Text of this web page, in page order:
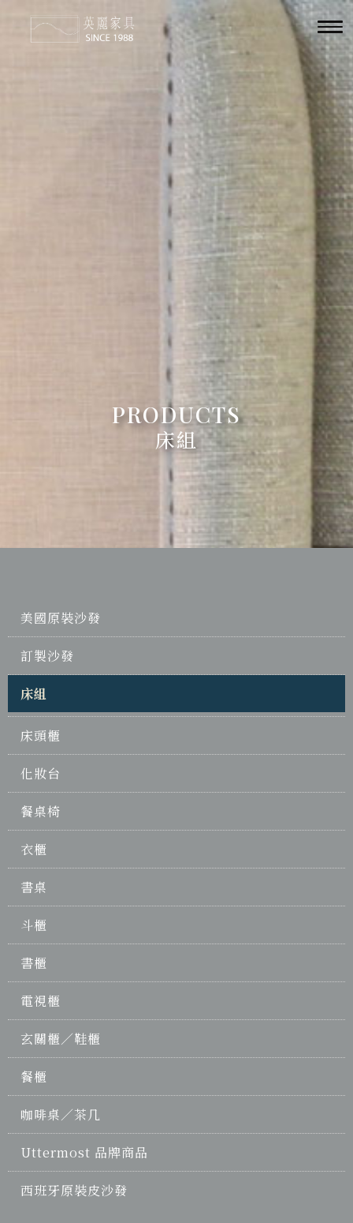
床組
美國原裝沙發
訂製沙發
床組
床頭櫃
化妝台
餐桌椅
衣櫃
書桌
斗櫃
書櫃
電視櫃
玄關櫃／鞋櫃
餐櫃
咖啡桌／茶几
Uttermost 品牌商品
西班牙原裝皮沙發